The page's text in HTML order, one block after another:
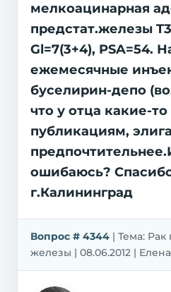
мелкоацинарная
предстат.железы
Gl=7(3+4), PSA=54.
ежемесячные
буселирин-депо
что у отца какие-
публикациям,
ошибаюсь?
г.Калининград
Вопрос # 4344 | Тема: Рак
железы | 08.06.2012 |